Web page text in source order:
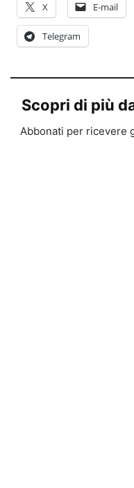
X E-mail
Telegram
Scopri di più
Abbonati per ricevere